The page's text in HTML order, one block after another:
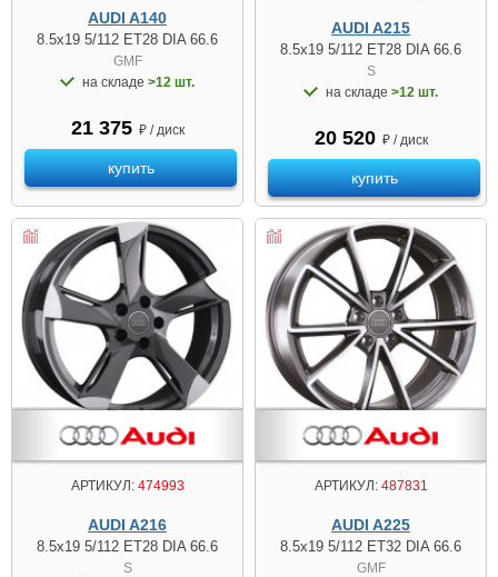
AUDI A140
8.5x19 5/112 ET28 DIA 66.6
GMF
на складе >12 шт.
21 375 ₽ / диск
купить
AUDI A215
8.5x19 5/112 ET28 DIA 66.6
S
на складе >12 шт.
20 520 ₽ / диск
купить
АРТИКУЛ:474993
AUDI A216
8.5x19 5/112 ET28 DIA 66.6
S
АРТИКУЛ:487831
AUDI A225
8.5x19 5/112 ET32 DIA 66.6
GMF